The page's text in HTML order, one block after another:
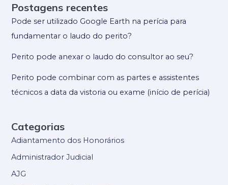
Postagens recentes
Pode ser utilizado Google Earth na perícia para
fundamentar o laudo do perito?
Perito pode anexar o laudo do consultor ao seu?
Perito pode combinar com as partes e assistentes
técnicos a data da vistoria ou exame (início de perícia)
Categorias
Adiantamento dos Honorários
Administrador Judicial
AJG